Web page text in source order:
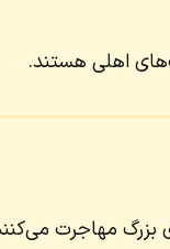
اهلی هستند.
مهاجرت